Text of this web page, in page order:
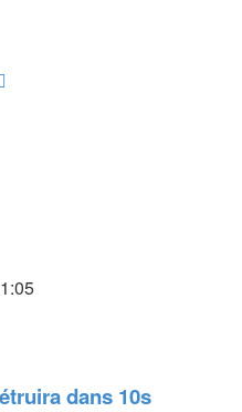
dans 10s